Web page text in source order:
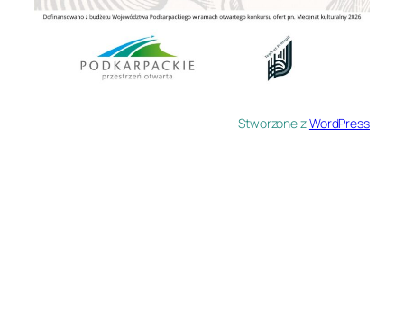
Stworzone zWordPress